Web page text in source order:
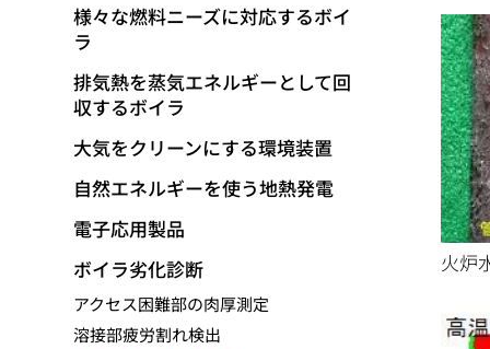
火炉
様々な燃料ニーズに対応するボイ
ラ
排気熱を蒸気エネルギーとして回
収するボイラ
大気をクリーンにする環境装置
自然エネルギーを使う地熱発電
電子応用製品
ボイラ劣化診断
アクセス困難部の肉厚測定
溶接部疲労割れ検出